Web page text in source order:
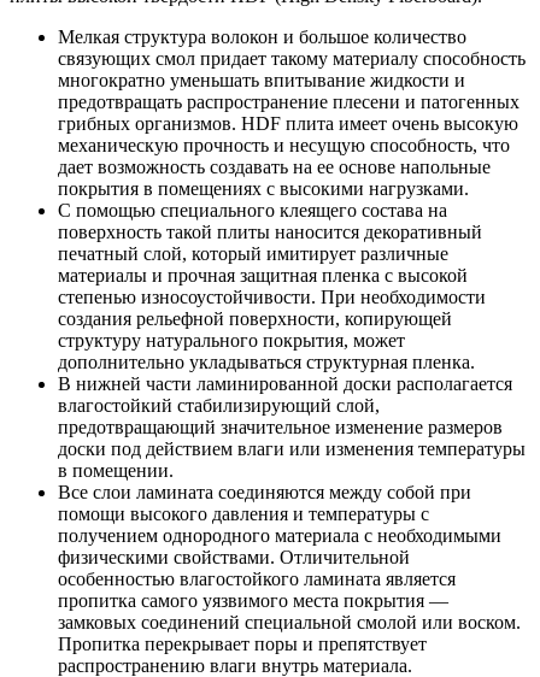
Мелкая структура волокон и большое количество
связующих смол придает такому материалу способность
многократно уменьшать впитывание жидкости и
предотвращать распространение плесени и патогенных
грибных организмов. HDF плита имеет очень высокую
механическую прочность и несущую способность, что
дает возможность создавать на ее основе напольные
покрытия в помещениях с высокими нагрузками.
С помощью специального клеящего состава на
поверхность такой плиты наносится декоративный
печатный слой, который имитирует различные
материалы и прочная защитная пленка с высокой
степенью износоустойчивости. При необходимости
создания рельефной поверхности, копирующей
структуру натурального покрытия, может
дополнительно укладываться структурная пленка.
В нижней части ламинированной доски располагается
влагостойкий стабилизирующий слой,
предотвращающий значительное изменение размеров
доски под действием влаги или изменения температуры
в помещении.
Все слои ламината соединяются между собой при
помощи высокого давления и температуры с
получением однородного материала с необходимыми
физическими свойствами. Отличительной
особенностью влагостойкого ламината является
пропитка самого уязвимого места покрытия —
замковых соединений специальной смолой или воском.
Пропитка перекрывает поры и препятствует
распространению влаги внутрь материала.